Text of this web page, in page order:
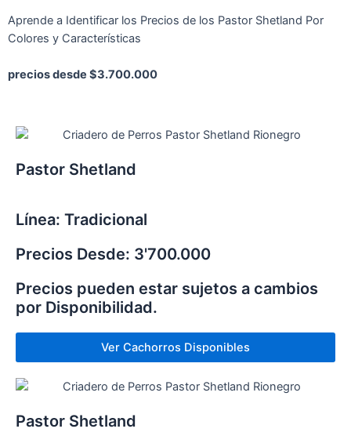
Aprende a Identificar los Precios de los Pastor Shetland Por
Colores y Características
precios desde $3.700.000
Pastor Shetland
Línea: Tradicional
Precios Desde: 3'700.000
Precios pueden estar sujetos a cambios
por Disponibilidad.
Ver Cachorros Disponibles
Pastor Shetland